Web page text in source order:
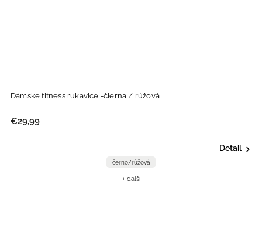
Dámske fitness rukavice -čierna / rúžová
€29,99
Detail
černo/růžová
+ další